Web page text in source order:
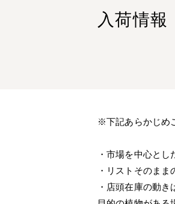
入荷情報
※下記あらかじめ
・市場を中心とし
・リストそのまま
・店頭在庫の動